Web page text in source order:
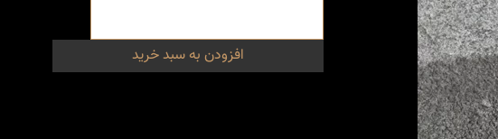
افزودن به سبد خرید